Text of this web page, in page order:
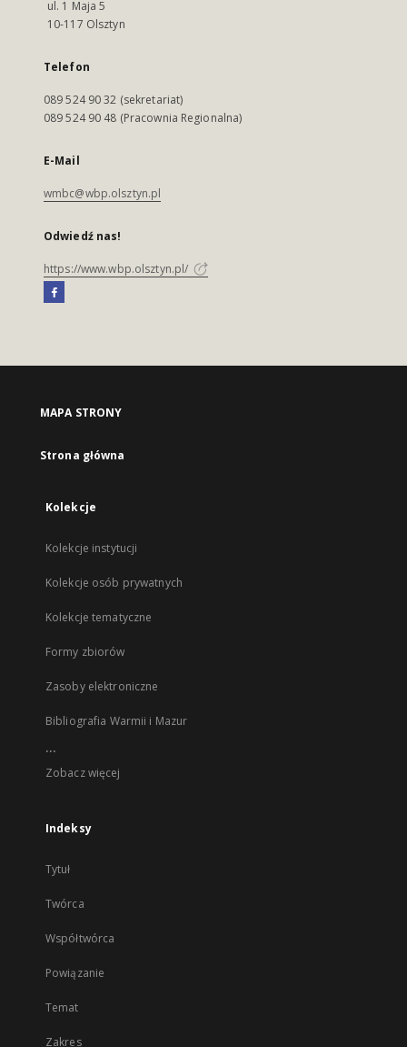
ul. 1 Maja 5
10-117 Olsztyn
Telefon
089 524 90 32 (sekretariat)
089 524 90 48 (Pracownia Regionalna)
E-Mail
wmbc@wbp.olsztyn.pl
Odwiedź nas!
https://www.wbp.olsztyn.pl/
MAPA STRONY
Strona główna
Kolekcje
Kolekcje instytucji
Kolekcje osób prywatnych
Kolekcje tematyczne
Formy zbiorów
Zasoby elektroniczne
Bibliografia Warmii i Mazur
...
Zobacz więcej
Indeksy
Tytuł
Twórca
Współtwórca
Powiązanie
Temat
Zakres